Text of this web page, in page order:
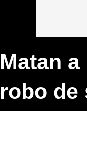
Matan
robo de